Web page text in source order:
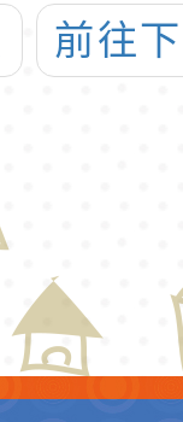
計優
計畫
前往